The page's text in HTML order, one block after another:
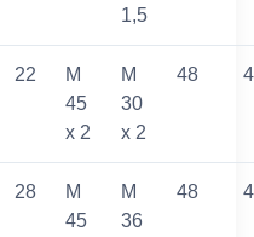
1,5
22
M
45
x 2
M
30
x 2
48
28
M
45
M
36
48